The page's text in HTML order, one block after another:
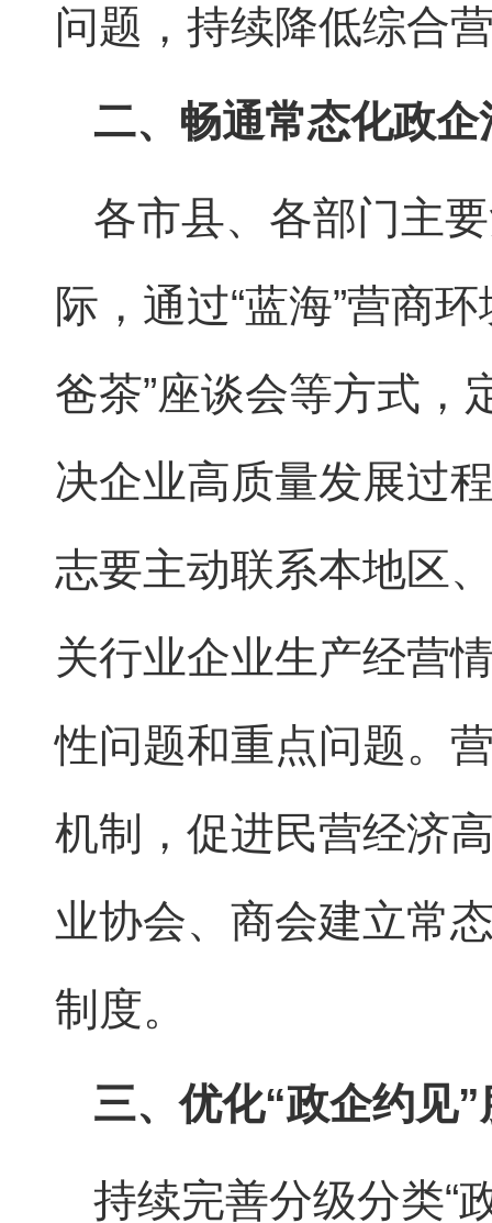
问题，持续降低综合
二、畅通常态化政
各市县、各部门主
际，通过“蓝海”营商
爸茶”座谈会等方式，
决企业高质量发展过
志要主动联系本地区
关行业企业生产经营
性问题和重点问题。
机制，促进民营经济
业协会、商会建立常
制度。
三、优化“政企约见”
持续完善分级分类“